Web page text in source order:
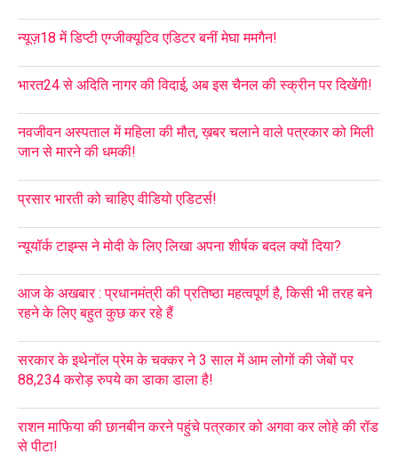
न्यूज़18 में डिप्टी एग्जीक्यूटिव एडिटर बनीं मेघा ममगैन!
भारत24 से अदिति नागर की विदाई, अब इस चैनल की स्क्रीन पर दिखेंगी!
नवजीवन अस्पताल में महिला की मौत, ख़बर चलाने वाले पत्रकार को मिली
जान से मारने की धमकी!
प्रसार भारती को चाहिए वीडियो एडिटर्स!
न्यूयॉर्क टाइम्स ने मोदी के लिए लिखा अपना शीर्षक बदल क्यों दिया?
आज के अखबार : प्रधानमंत्री की प्रतिष्ठा महत्वपूर्ण है, किसी भी तरह बने
रहने के लिए बहुत कुछ कर रहे हैं
सरकार के इथेनॉल प्रेम के चक्कर ने 3 साल में आम लोगों की जेबों पर
88,234 करोड़ रुपये का डाका डाला है!
राशन माफिया की छानबीन करने पहुंचे पत्रकार को अगवा कर लोहे की रॉड
से पीटा!